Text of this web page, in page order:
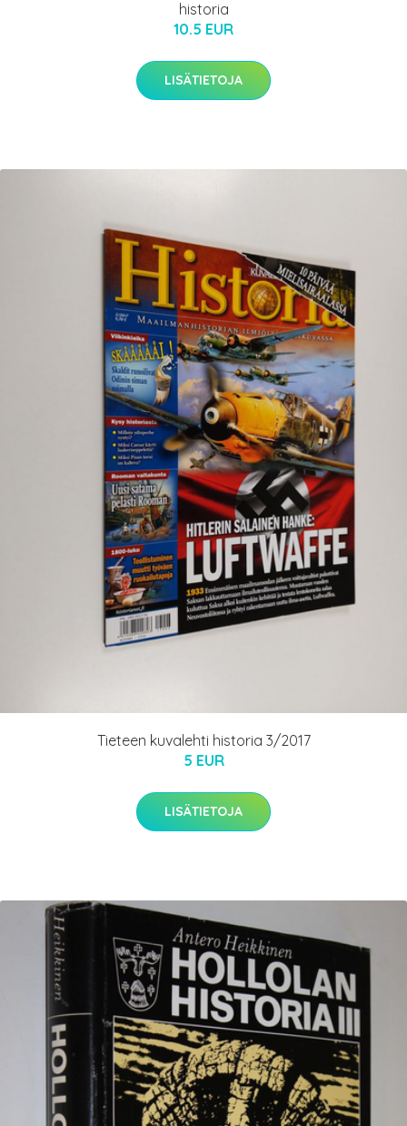
historia
10.5 EUR
LISÄTIETOJA
Tieteen kuvalehti historia 3/2017
5 EUR
LISÄTIETOJA